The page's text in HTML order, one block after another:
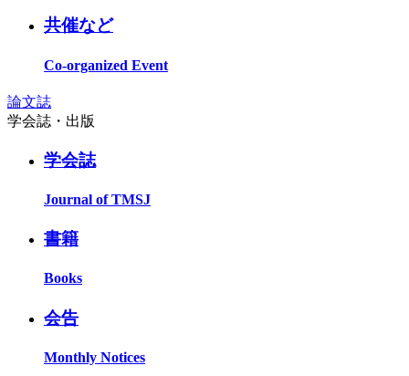
共催など
Co-organized Event
論文誌
学会誌・出版
学会誌
Journal of TMSJ
書籍
Books
会告
Monthly Notices